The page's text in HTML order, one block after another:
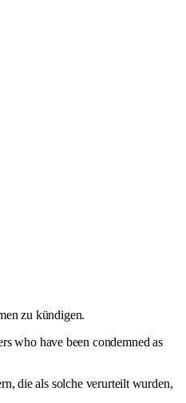
zu kündigen.
who have been condemned as
die als solche verurteilt wurden,